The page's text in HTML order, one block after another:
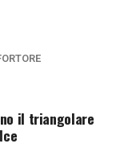
il triangolare